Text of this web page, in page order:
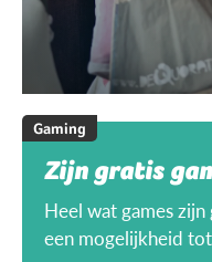
Gaming
Zijn gratis
Heel wat games
een mogelijkheid